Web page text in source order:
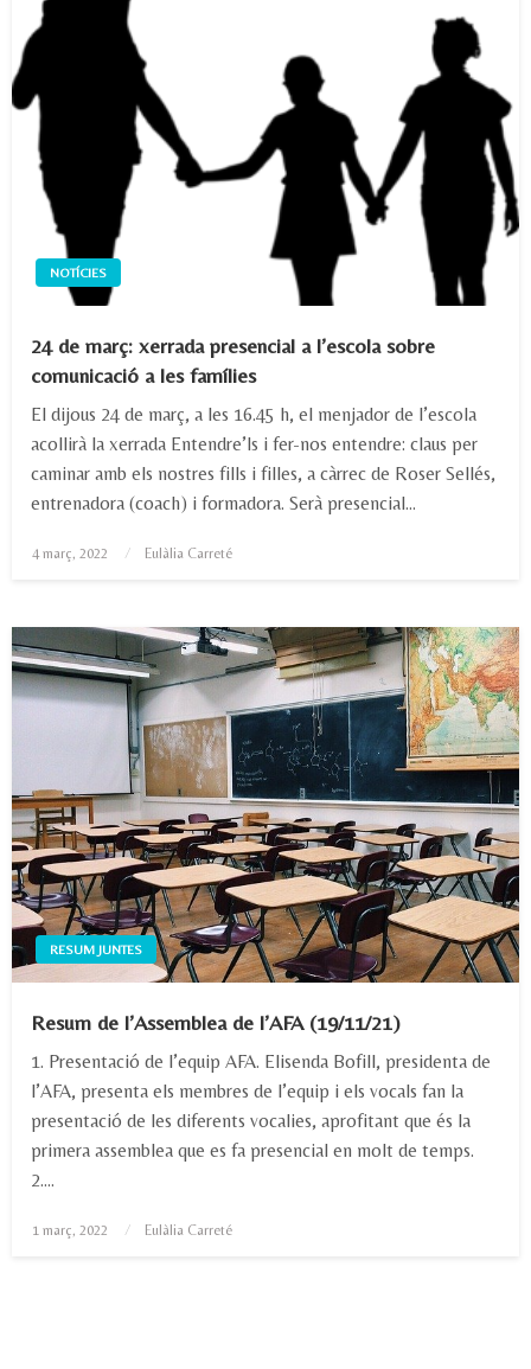
NOTÍCIES
24 de març: xerrada presencial a l’escola sobre
comunicació a les famílies
El dijous 24 de març, a les 16.45 h, el menjador de l’escola
acollirà la xerrada Entendre’ls i fer-nos entendre: claus per
caminar amb els nostres fills i filles, a càrrec de Roser Sellés,
entrenadora (coach) i formadora. Serà presencial…
Posted
4 març, 2022 Eulàlia Carreté
RESUM JUNTES
Resum de l’Assemblea de l’AFA (19/11/21)
1. Presentació de l’equip AFA. Elisenda Bofill, presidenta de
l’AFA, presenta els membres de l’equip i els vocals fan la
presentació de les diferents vocalies, aprofitant que és la
primera assemblea que es fa presencial en molt de temps.
2….
Posted
1 març, 2022 Eulàlia Carreté